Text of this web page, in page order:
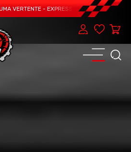
- EXPRESS CAR SERVICE,